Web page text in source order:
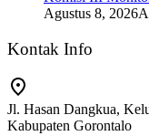
Agustus 8, 2026
Kontak Info
Jl. Hasan Dangkua,
Kabupaten Gorontalo